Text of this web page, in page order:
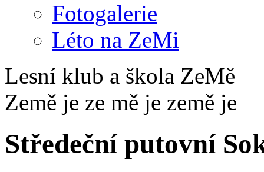
Fotogalerie
Léto na ZeMi
Lesní klub a škola ZeMě
Země je ze mě je země je
Středeční putovní